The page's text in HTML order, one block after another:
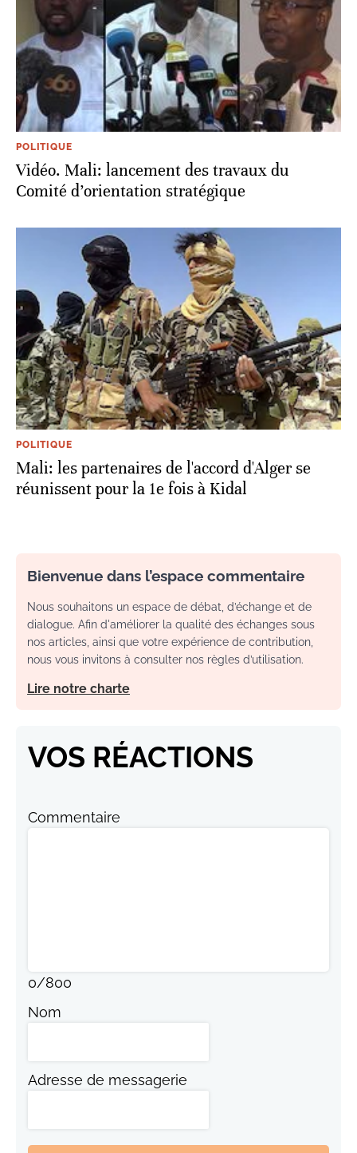
POLITIQUE
Vidéo. Mali: lancement des travaux du
Comité d’orientation stratégique
POLITIQUE
Mali: les partenaires de l'accord d'Alger se
réunissent pour la 1e fois à Kidal
Bienvenue dans l’espace commentaire
Nous souhaitons un espace de débat, d’échange et de
dialogue. Afin d'améliorer la qualité des échanges sous
nos articles, ainsi que votre expérience de contribution,
nous vous invitons à consulter nos règles d’utilisation.
Lire notre charte
VOS RÉACTIONS
Commentaire
0/800
Nom
Adresse de messagerie